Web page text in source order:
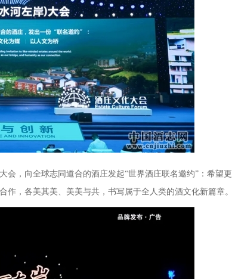
，向全球志同道合的酒庄发起“世界酒庄联名邀约”：希望
，各美其美、美美与共，书写属于全人类的酒文化新篇章。